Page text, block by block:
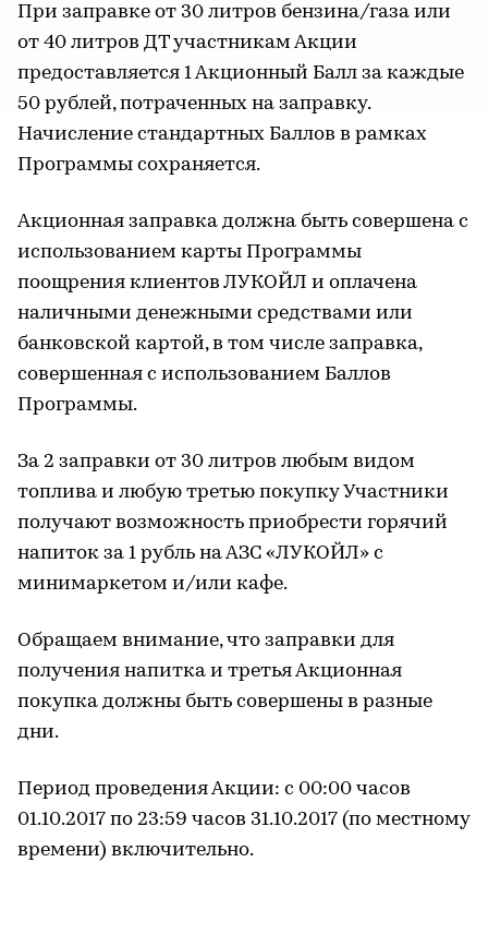
При заправке от 30 литров бензина/газа или
от 40 литров ДТ участникам Акции
предоставляется 1 Акционный Балл за каждые
50 рублей, потраченных на заправку.
Начисление стандартных Баллов в рамках
Программы сохраняется.
Акционная заправка должна быть совершена с
использованием карты Программы
поощрения клиентов ЛУКОЙЛ и оплачена
наличными денежными средствами или
банковской картой, в том числе заправка,
совершенная с использованием Баллов
Программы.
За 2 заправки от 30 литров любым видом
топлива и любую третью покупку Участники
получают возможность приобрести горячий
напиток за 1 рубль на АЗС «ЛУКОЙЛ» с
минимаркетом и/или кафе.
Обращаем внимание, что заправки для
получения напитка и третья Акционная
покупка должны быть совершены в разные
дни.
Период проведения Акции: с 00:00 часов
01.10.2017 по 23:59 часов 31.10.2017 (по местному
времени) включительно.